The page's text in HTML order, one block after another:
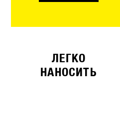
ЛЕГКО
НАНОСИТЬ